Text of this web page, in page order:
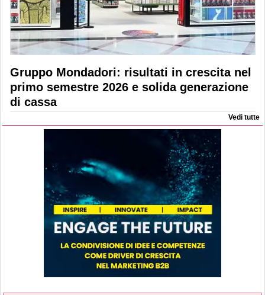
Gruppo Mondadori: risultati in crescita nel
primo semestre 2026 e solida generazione
di cassa
Vedi tutte